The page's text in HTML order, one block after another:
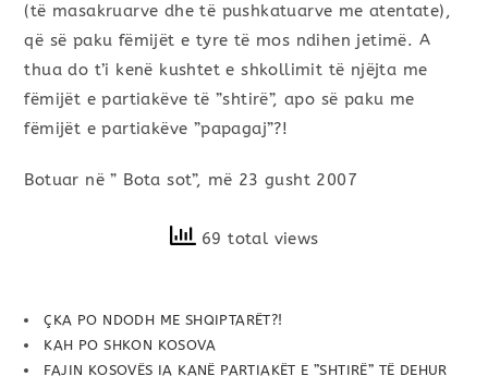
(të masakruarve dhe të pushkatuarve me atentate),
që së paku fëmijët e tyre të mos ndihen jetimë. A
thua do t’i kenë kushtet e shkollimit të njëjta me
fëmijët e partiakëve të ”shtirë”, apo së paku me
fëmijët e partiakëve ”papagaj”?!
Botuar në ” Bota sot”, më 23 gusht 2007
69 total views
ÇKA PO NDODH ME SHQIPTARËT?!
KAH PO SHKON KOSOVA
FAJIN KOSOVËS IA KANË PARTIAKËT E ”SHTIRË” TË DEHUR